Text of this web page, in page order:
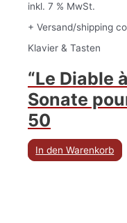
inkl. 7 % MwSt.
+ Versand/shipping
Klavier & Tasten
“Le Diable
Sonate
50
In den Warenkorb